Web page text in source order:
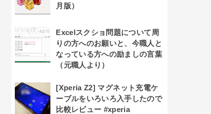
月版）
Excelスクショ問題について周
りの方へのお願いと、今職人と
なっている方への励ましの言葉
（元職人より）
[Xperia Z2] マグネット充電ケ
ーブルをいろいろ入手したので
比較レビュー #xperia